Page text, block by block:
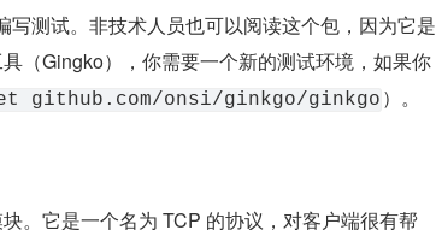
测试。非技术人员也可以阅读这个包，因为它是
（Gingko），你需要一个新的测试环境，如果你
github.com/onsi/ginkgo/ginkgo ）。
。它是一个名为 TCP 的协议，对客户端很有帮